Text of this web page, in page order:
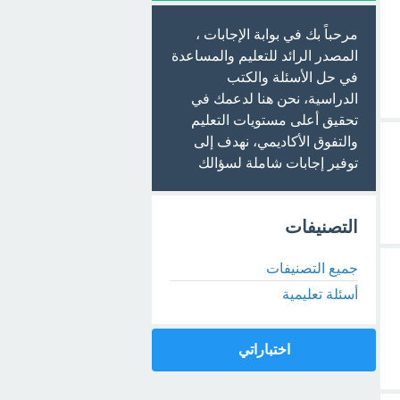
مرحباً بك في بوابة الإجابات ،
المصدر الرائد للتعليم والمساعدة
في حل الأسئلة والكتب
الدراسية، نحن هنا لدعمك في
تحقيق أعلى مستويات التعليم
والتفوق الأكاديمي، نهدف إلى
توفير إجابات شاملة لسؤالك
التصنيفات
جميع التصنيفات
أسئلة تعليمية
اختباراتي